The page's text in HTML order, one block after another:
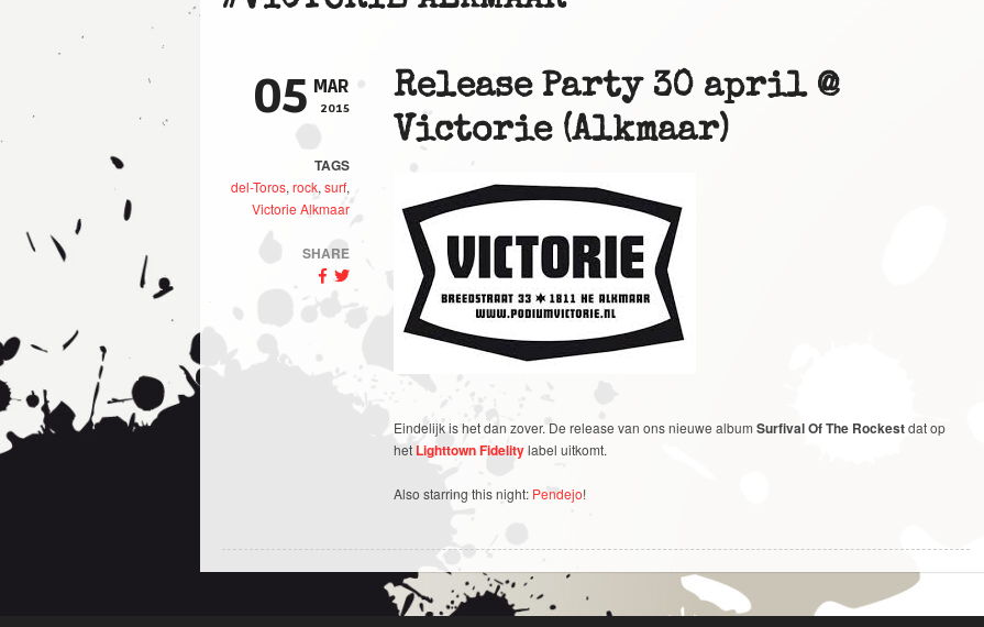
05 MAR
2015
TAGS
del-Toros,rock,surf,
Victorie Alkmaar
SHARE
Release Party 30 april @
Victorie (Alkmaar)
Eindelijk is het dan zover. De release van ons nieuwe albumSurfival Of The Rockestdat op
het Lighttown Fidelitylabel uitkomt.
Also starring this night: Pendejo!